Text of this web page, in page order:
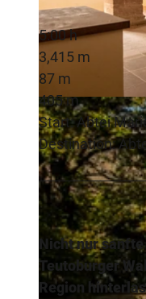
© Teutoburger Wald Tourismus,
5:00 h
3,415 m
87 m
405 m
Start: Abtei
Destination:
Nicht nur
Teutoburger
Region